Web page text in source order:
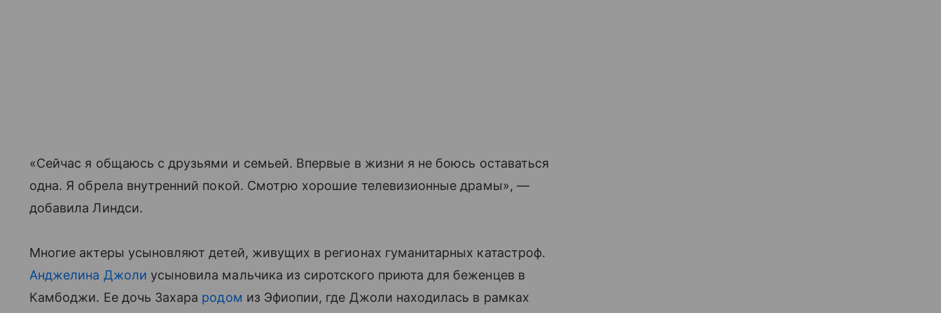
«Сейчас я общаюсь с друзьями и семьей. Впервые в жизни я не боюсь оставаться
одна. Я обрела внутренний покой. Смотрю хорошие телевизионные драмы», —
добавила Линдси.
Многие актеры усыновляют детей, живущих в регионах гуманитарных катастроф.
Анджелина Джоли усыновила мальчика из сиротского приюта для беженцев в
Камбоджи. Ее дочь Захара родом из Эфиопии, где Джоли находилась в рамках